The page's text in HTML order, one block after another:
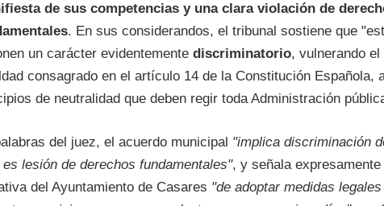
de sus competencias y una clara violación de
. En sus considerandos, el tribunal sostiene que
un carácter evidentementediscriminatorio, vulnerando
consagrado en el artículo 14 de la Constitución Española,
de neutralidad que deben regir toda Administración
del juez, el acuerdo municipal "implica discriminación
lesión de derechos fundamentales", y señala expresamente
del Ayuntamiento de Casares "de adoptar medidas